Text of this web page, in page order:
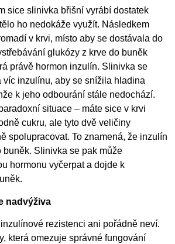
sice slinivka břišní vyrábí dostatek
ho nedokáže využít. Následkem
v krvi, místo aby se dostávala do
glukózy z krve do buněk
právě hormon inzulín. Slinivka se
víc inzulínu, aby se snížila hladina
k jeho odbourání stále nedochází.
situace – máte sice v krvi
cukru, ale tyto dvě veličiny
spolupracovat. To znamená, že inzulín
buněk. Slinivka se pak může
hormonu vyčerpat a dojde k
nadvýživa
rezistenci ani pořádně neví.
která omezuje správné fungování